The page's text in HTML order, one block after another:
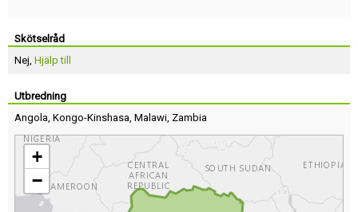
Skötselråd
Nej, Hjälp till
Utbredning
Angola, Kongo-Kinshasa, Malawi, Zambia
+
−